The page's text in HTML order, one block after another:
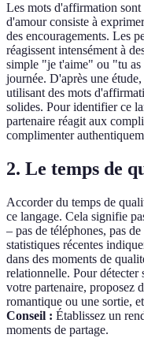
Les mots d'affirmation
d'amour consiste à
des encouragements. Les
réagissent intensément à
simple "je t'aime" ou "tu
journée. D'après une
utilisant des mots
solides. Pour identifier ce
partenaire réagit aux
complimenter
2. Le temps de
Accorder du temps de
ce langage. Cela signifie
– pas de téléphones, pas
statistiques récentes
dans des moments de
relationnelle. Pour détecter
votre partenaire, proposez
romantique ou une sortie,
Conseil : Établissez un
moments de partage.